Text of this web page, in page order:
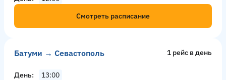
Смотреть расписание
Батуми → Севастополь 1 рейс в день
День
13:00